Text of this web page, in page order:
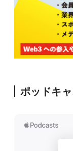
ポッドキ